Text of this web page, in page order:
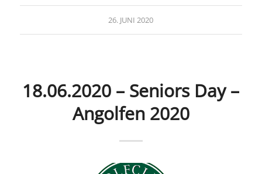
26. JUNI 2020
18.06.2020 – Seniors Day –
Angolfen 2020